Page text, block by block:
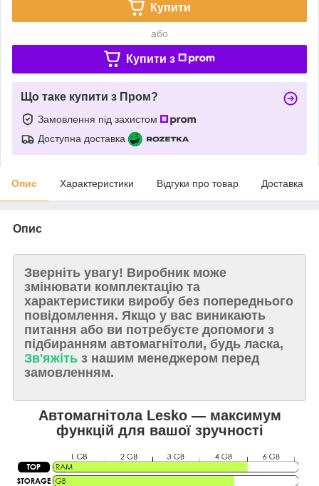
Купити
або
Купити з
Що таке купити з Пром?
Замовлення під захистом
Доступна доставка
Опис Характеристики Відгуки про товар Доставка
Опис
Зверніть увагу! Виробник може
змінювати комплектацію та
характеристики виробу без попереднього
повідомлення. Якщо у вас виникають
питання або ви потребуєте допомоги з
підбиранням автомагнітоли, будь ласка,
Зв'яжіть з нашим менеджером перед
замовленням.
Автомагнітола Lesko — максимум
функцій для вашої зручності